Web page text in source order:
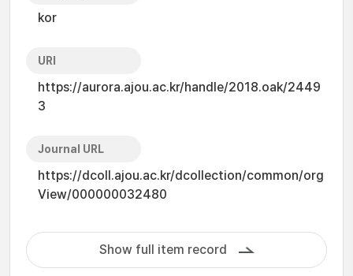
kor
URI
https://aurora.ajou.ac.kr/handle/2018.oak/2449
3
Journal URL
https://dcoll.ajou.ac.kr/dcollection/common/org
View/000000032480
Show full item record